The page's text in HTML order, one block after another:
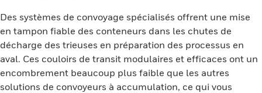
Des systèmes de convoyage spécialisés offrent une mise
en tampon fiable des conteneurs dans les chutes de
décharge des trieuses en préparation des processus en
aval. Ces couloirs de transit modulaires et efficaces ont un
encombrement beaucoup plus faible que les autres
solutions de convoyeurs à accumulation, ce qui vous